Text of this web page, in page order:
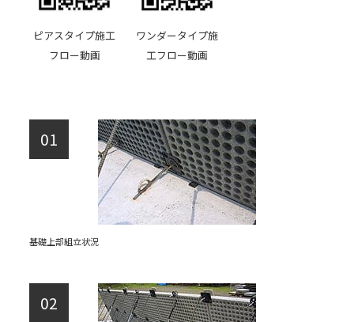
ピアスタイプ施工
フロー動画
ワンダータイプ施
工フロー動画
基礎上部組立状況